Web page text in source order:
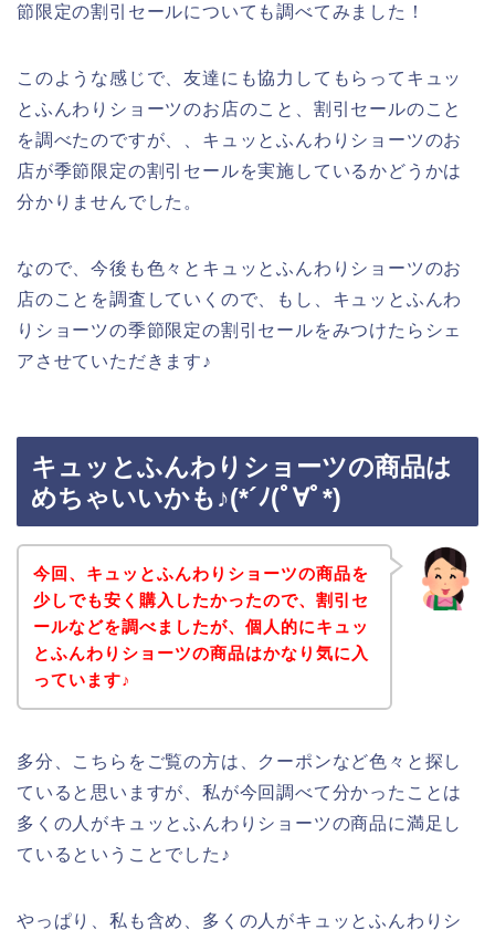
節限定の割引セールについても調べてみました！
このような感じで、友達にも協力してもらってキュッ
とふんわりショーツのお店のこと、割引セールのこと
を調べたのですが、、キュッとふんわりショーツのお
店が季節限定の割引セールを実施しているかどうかは
分かりませんでした。
なので、今後も色々とキュッとふんわりショーツのお
店のことを調査していくので、もし、キュッとふんわ
りショーツの季節限定の割引セールをみつけたらシェ
アさせていただきます♪
キュッとふんわりショーツの商品は
めちゃいいかも♪(*´ﾉ(ﾟ∀ﾟ*)
今回、キュッとふんわりショーツの商品を
少しでも安く購入したかったので、割引セ
ールなどを調べましたが、個人的にキュッ
とふんわりショーツの商品はかなり気に入
っています♪
多分、こちらをご覧の方は、クーポンなど色々と探し
ていると思いますが、私が今回調べて分かったことは
多くの人がキュッとふんわりショーツの商品に満足し
ているということでした♪
やっぱり、私も含め、多くの人がキュッとふんわりシ